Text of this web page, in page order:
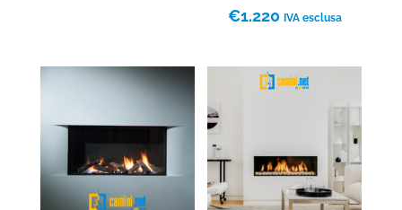
€1.220 IVA esclusa